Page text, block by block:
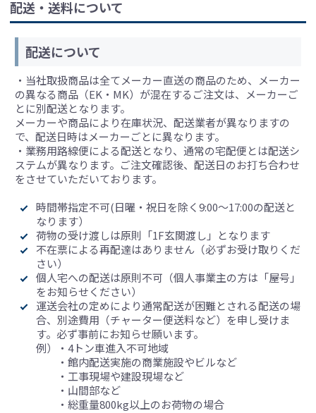
配送・送料について
配送について
・当社取扱商品は全てメーカー直送の商品のため、メーカー
の異なる商品（EK・MK）が混在するご注文は、メーカーご
とに別配送となります。
メーカーや商品により在庫状況、配送業者が異なりますの
で、配送日時はメーカーごとに異なります。
・業務用路線便による配送となり、通常の宅配便とは配送シ
ステムが異なります。ご注文確認後、配送日のお打ち合わせ
をさせていただいております。
時間帯指定不可(日曜・祝日を除く9:00～17:00の配送と
なります）
荷物の受け渡しは原則「1F玄関渡し」となります
不在票による再配達はありません（必ずお受け取りくだ
さい）
個人宅への配送は原則不可（個人事業主の方は「屋号」
をお知らせください）
運送会社の定めにより通常配送が困難とされる配送の場
合、別途費用（チャーター便送料など）を申し受けま
す。必ず事前にお知らせ願います。
例）・4トン車進入不可地域
・館内配送実施の商業施設やビルなど
・工事現場や建設現場など
・山間部など
・総重量800kg以上のお荷物の場合